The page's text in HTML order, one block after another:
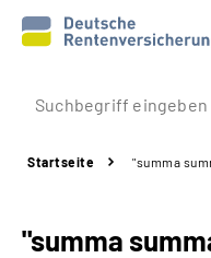
Prävention
Rente
Startseite "summa
"summa